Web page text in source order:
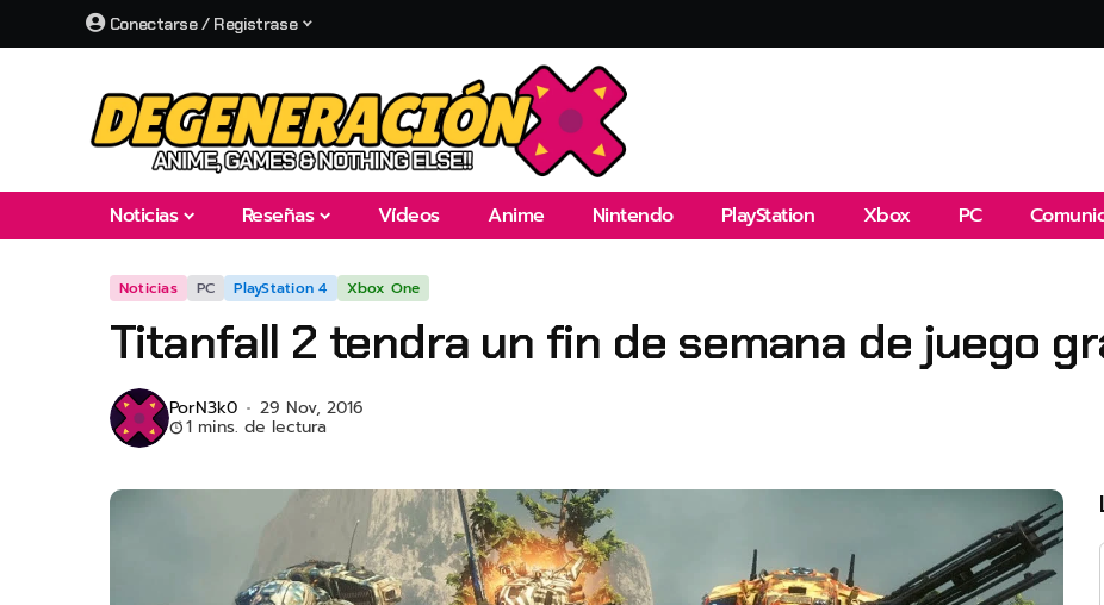
Conectarse / Registrase
Noticias Reseñas Vídeos Anime Nintendo PlayStation Xbox PC
Noticias PC PlayStation 4 Xbox One
Titanfall 2 tendra un fin de semana de juego
PorN3k0 29 Nov, 2016
1 mins. de lectura